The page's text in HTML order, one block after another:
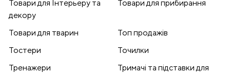
Товари для Інтерьеру та
декору
Товари для прибирання
Товари для тварин
Топ продажів
Тостери
Точилки
Тренажери
Тримачі та підставки для